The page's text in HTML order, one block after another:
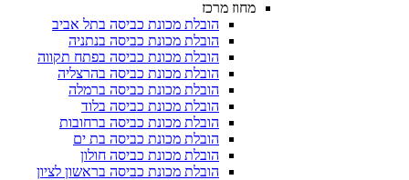
הובלת מכונת כביסה בתל אביב
הובלת מכונת כביסה בנתניה
הובלת מכונת כביסה בפתח תקווה
הובלת מכונת כביסה בהרצליה
הובלת מכונת כביסה ברמלה
הובלת מכונת כביסה בלוד
הובלת מכונת כביסה ברחובות
הובלת מכונת כביסה בת ים
הובלת מכונת כביסה חולון
הובלת מכונת כביסה בראשון לציון